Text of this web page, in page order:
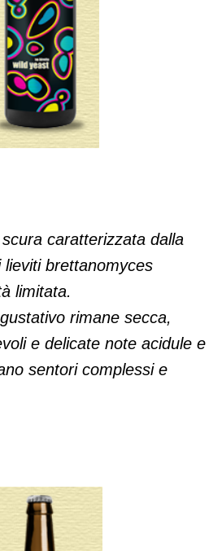
caratterizzata dalla
brettanomyces
limitata.
rimane secca,
e delicate note acidule e
sentori complessi e